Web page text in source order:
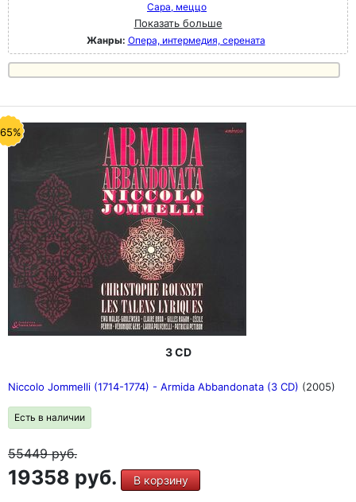
Сара, меццо
Показать больше
Жанры: Опера, интермедия, серената
3 CD
Niccolo Jommelli (1714-1774) - Armida Abbandonata (3 CD) (2005)
Есть в наличии
55449руб.
19358 руб. В корзину